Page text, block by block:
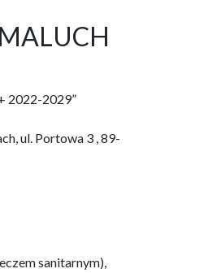
2022-2029”
ul. Portowa 3 , 89-
sanitarnym),